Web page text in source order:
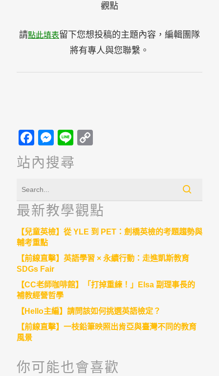
觀點
請點此填表留下您想投稿的主題內容，編輯團隊
將有專人與您聯繫。
Facebook
Messenger
Line
站內搜尋
最新教學觀點
【兒童英檢】從 YLE 到 PET：劍橋英檢的考題趨勢與
輔考重點
【前線直擊】英語學習 × 永續行動：走進凱斯教育
SDGs Fair
【CC老師咖啡館】「打掉重練！」Elsa 副理事長的
補教經營哲學
【Hello主編】請問該如何挑選英語檢定？
【前線直擊】一枝鉛筆映照出肯亞與臺灣不同的教育
風景
你可能也會喜歡